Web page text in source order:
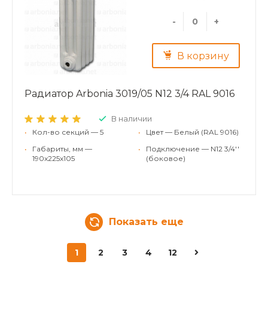
- +
В корзину
Радиатор Arbonia 3019/05 N12 3/4 RAL 9016
В наличии
•
Кол-во секций — 5
•
Габариты, мм —
190x225x105
•
Цвет — Белый (RAL 9016)
•
Подключение — N12 3/4''
(боковое)
Показать еще
1 2 3 4 12